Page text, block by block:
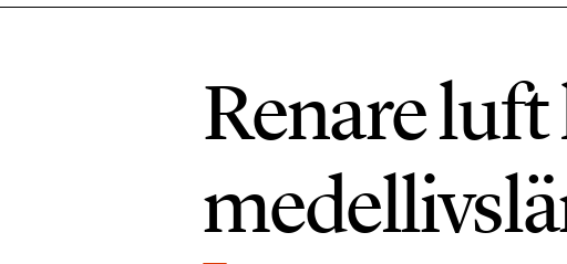
Livsstil & konsumtion
612
Renare